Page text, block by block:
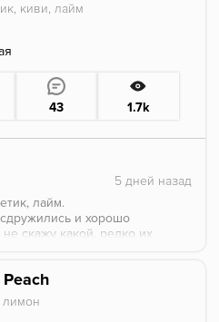
бесспорно советую! 😋
киви, лайм
43 1.7k
лайм.
и хорошо
скажу какой, редко их
тусклый, хотелось бы
снимем.
лимон